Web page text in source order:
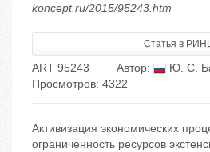
koncept.ru/2015/95243.htm
Статья в
ART 95243 Автор:
Ю. С.
Просмотров: 4322
Активизация экономических
ограниченность ресурсов